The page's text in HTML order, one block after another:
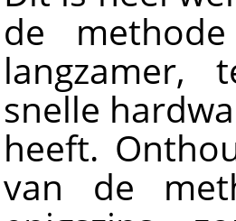
de
langzamer,
snelle
heeft.
van de